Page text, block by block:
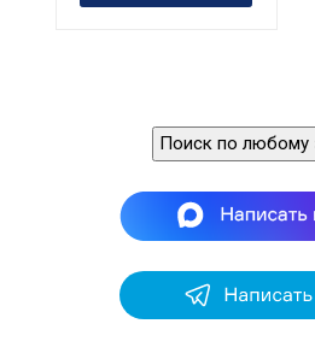
Поиск по любому